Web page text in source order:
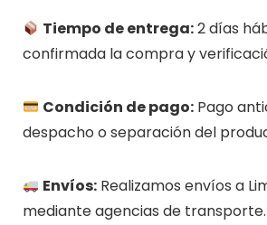
Tiempo de entrega:2 días
confirmada la compra y
Condición de pago:Pago
despacho o separación del
Envíos:Realizamos envíos a
mediante agencias de